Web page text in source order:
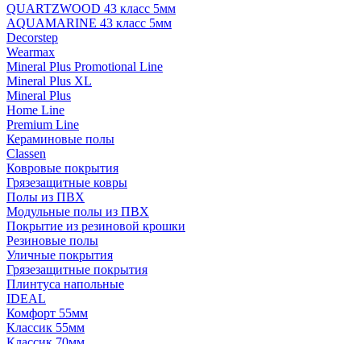
QUARTZWOOD 43 класс 5мм
AQUAMARINE 43 класс 5мм
Decorstep
Wearmax
Mineral Plus Promotional Line
Mineral Plus XL
Mineral Plus
Home Line
Premium Line
Кераминовые полы
Classen
Ковровые покрытия
Грязезащитные ковры
Полы из ПВХ
Модульные полы из ПВХ
Покрытие из резиновой крошки
Резиновые полы
Уличные покрытия
Грязезащитные покрытия
Плинтуса напольные
IDEAL
Комфорт 55мм
Классик 55мм